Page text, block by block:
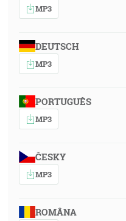
MP3
DEUTSCH
MP3
PORTUGUÊS
MP3
ČESKY
MP3
ROMÂNA